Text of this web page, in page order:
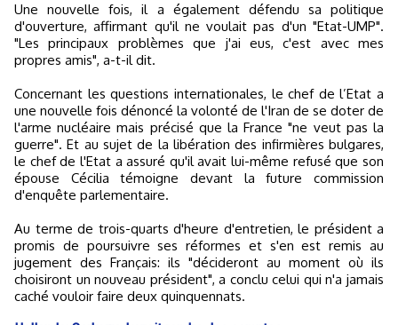
Une nouvelle fois, il a également défendu sa politique
d'ouverture, affirmant qu'il ne voulait pas d'un "Etat-UMP".
"Les principaux problèmes que j'ai eus, c'est avec mes
propres amis", a-t-il dit.
Concernant les questions internationales, le chef de l’Etat a
une nouvelle fois dénoncé la volonté de l'Iran de se doter de
l'arme nucléaire mais précisé que la France "ne veut pas la
guerre". Et au sujet de la libération des infirmières bulgares,
le chef de l'Etat a assuré qu'il avait lui-même refusé que son
épouse Cécilia témoigne devant la future commission
d'enquête parlementaire.
Au terme de trois-quarts d'heure d'entretien, le président a
promis de poursuivre ses réformes et s'en est remis au
jugement des Français: ils "décideront au moment où ils
choisiront un nouveau président", a conclu celui qui n'a jamais
caché vouloir faire deux quinquennats.